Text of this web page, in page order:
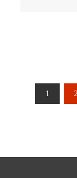
1 2